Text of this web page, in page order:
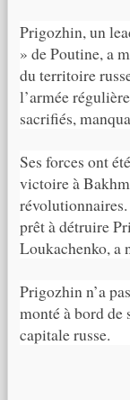
Prigozhin, un
» de Poutine, a
du territoire
l’armée
sacrifiés,
Ses forces ont
victoire à
prêt à détruire
Loukachenko, a
Prigozhin n’a
monté à bord de
capitale russe.